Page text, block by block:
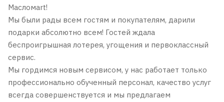
Масломart!
Мы были рады всем гостям и покупателям, дарили
подарки абсолютно всем! Гостей ждала
беспроигрышная лотерея, угощения и первоклассный
сервис.
Мы гордимся новым сервисом, у нас работает только
профессионально обученный персонал, качество услуг
всегда совершенствуется и мы предлагаем